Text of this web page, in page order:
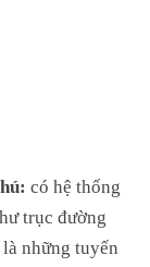
có hệ thống
trục đường
những tuyến